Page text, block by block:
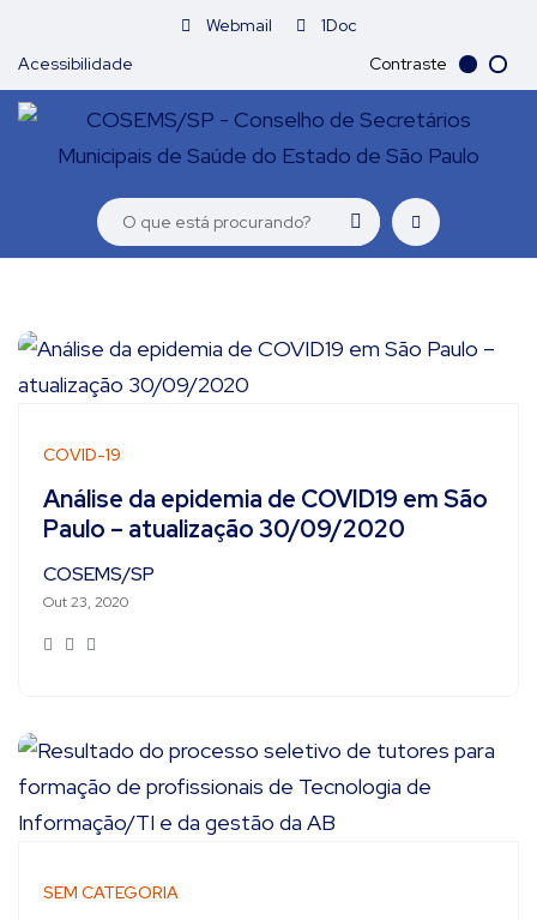
Webmail
1Doc
Acessibilidade
Contraste
COVID-19
Análise da epidemia de COVID19 em São
Paulo – atualização 30/09/2020
COSEMS/SP
Out 23, 2020
SEM CATEGORIA